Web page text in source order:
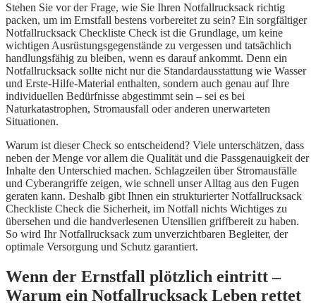
Stehen Sie vor der Frage, wie Sie Ihren Notfallrucksack richtig
packen, um im Ernstfall bestens vorbereitet zu sein? Ein sorgfältiger
Notfallrucksack Checkliste Check ist die Grundlage, um keine
wichtigen Ausrüstungsgegenstände zu vergessen und tatsächlich
handlungsfähig zu bleiben, wenn es darauf ankommt. Denn ein
Notfallrucksack sollte nicht nur die Standardausstattung wie Wasser
und Erste-Hilfe-Material enthalten, sondern auch genau auf Ihre
individuellen Bedürfnisse abgestimmt sein – sei es bei
Naturkatastrophen, Stromausfall oder anderen unerwarteten
Situationen.
Warum ist dieser Check so entscheidend? Viele unterschätzen, dass
neben der Menge vor allem die Qualität und die Passgenauigkeit der
Inhalte den Unterschied machen. Schlagzeilen über Stromausfälle
und Cyberangriffe zeigen, wie schnell unser Alltag aus den Fugen
geraten kann. Deshalb gibt Ihnen ein strukturierter Notfallrucksack
Checkliste Check die Sicherheit, im Notfall nichts Wichtiges zu
übersehen und die handverlesenen Utensilien griffbereit zu haben.
So wird Ihr Notfallrucksack zum unverzichtbaren Begleiter, der
optimale Versorgung und Schutz garantiert.
Wenn der Ernstfall plötzlich eintritt –
Warum ein Notfallrucksack Leben rettet